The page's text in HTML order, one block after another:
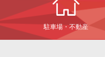
駐車場・不動産